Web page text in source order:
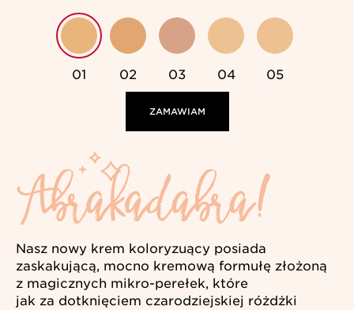
Nasz nowy krem koloryzuący posiada
zaskakującą, mocno kremową formułę złożoną
z magicznych mikro-perełek, które
jak za dotknięciem czarodziejskiej różdżki
01 02 03 04 05
ZAMAWIAM